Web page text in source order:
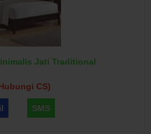
Jati Traditional
CS)
SMS